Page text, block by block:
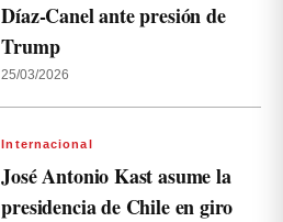
Díaz-Canel ante presión de
Trump
25/03/2026
Internacional
José Antonio Kast asume la
presidencia de Chile en giro